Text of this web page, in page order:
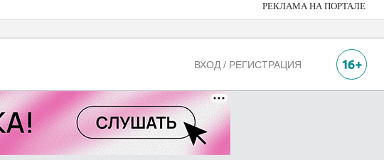
РЕКЛАМА НА ПОРТАЛЕ
ВХОД / РЕГИСТРАЦИЯ